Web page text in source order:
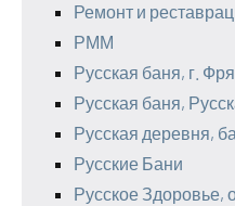
Ремонт и
РММ
Русская баня, г.
Русская баня,
Русская деревня,
Русские Бани
Русское Здоровье,